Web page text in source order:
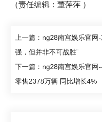
（责任编辑：董萍萍 ）
上一篇：ng28南宫娱乐官
强，但并非不可战胜”
下一篇：ng28南宫娱乐官网
零售2378万辆 同比增长4%